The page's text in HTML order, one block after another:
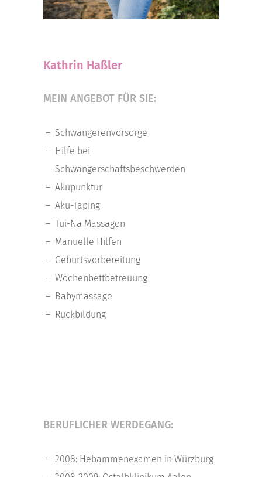
Kathrin Haßler
MEIN ANGEBOT FÜR SIE:
Schwangerenvorsorge
Hilfe bei
Schwangerschaftsbeschwerden
Akupunktur
Aku-Taping
Tui-Na Massagen
Manuelle Hilfen
Geburtsvorbereitung
Wochenbettbetreuung
Babymassage
Rückbildung
BERUFLICHER WERDEGANG:
2008: Hebammenexamen in Würzburg